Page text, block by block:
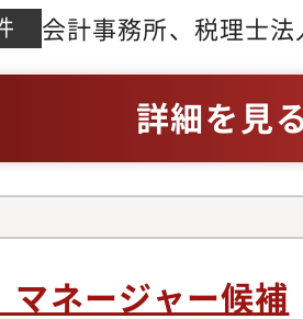
等）・税務顧問（記
ングなど）・起業家
ト、事業計画作成、
など）・相続、事業
続税額試算、財産承
織活性化支援、企業
他（セミナーや異業
会計事務所、税理士
詳細を見
マネージャー候補